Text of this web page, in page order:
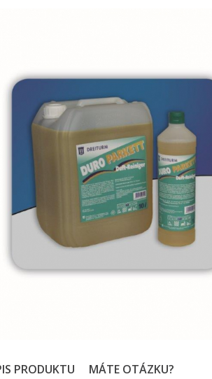
PRODUKTU MÁTE OTÁZKU?